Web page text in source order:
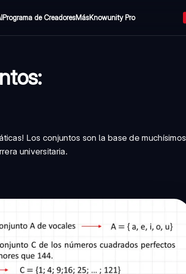
Programa de CreadoresMásKnowunity Pro
Los conjuntos son la base de muchísimos
universitaria.